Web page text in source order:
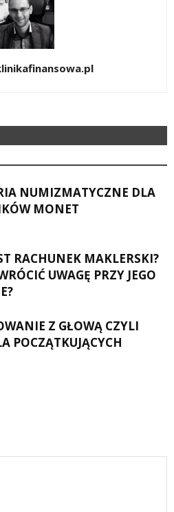
NUMIZMATYCZNE DLA
MONET
RACHUNEK MAKLERSKI?
UWAGĘ PRZY JEGO
Z GŁOWĄ CZYLI
POCZĄTKUJĄCYCH